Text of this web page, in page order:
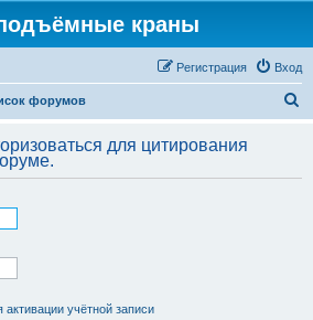
краны
Вход
Регистрация
форумов
с
для цитирования
учётной записи